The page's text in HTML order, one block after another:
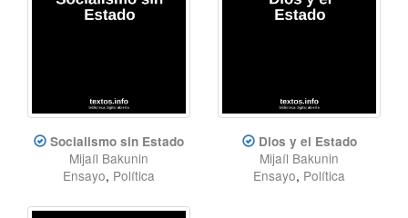
Socialismo sin Estado
Mijaíl Bakunin
Ensayo, Política
Dios y el Estado
Mijaíl Bakunin
Ensayo, Política